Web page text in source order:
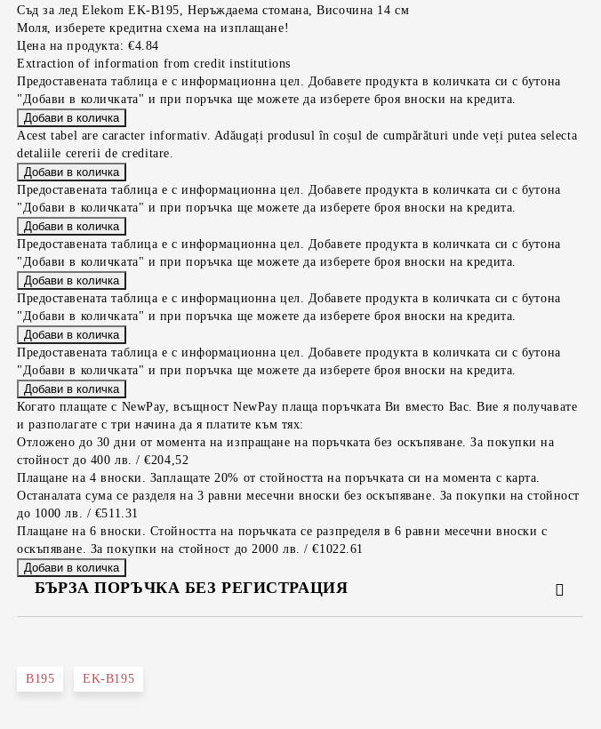
Съд за лед Elekom EK-B195, Неръждаема стомана, Височина 14 см
Моля, изберете кредитна схема на изплащане!
Цена на продукта: €4.84
Extraction of information from credit institutions
Предоставената таблица е с информационна цел. Добавете продукта в количката си с бутона
"Добави в количката" и при поръчка ще можете да изберете броя вноски на кредита.
Acest tabel are caracter informativ. Adăugați produsul în coșul de cumpărături unde veți putea selecta
detaliile cererii de creditare.
Предоставената таблица е с информационна цел. Добавете продукта в количката си с бутона
"Добави в количката" и при поръчка ще можете да изберете броя вноски на кредита.
Предоставената таблица е с информационна цел. Добавете продукта в количката си с бутона
"Добави в количката" и при поръчка ще можете да изберете броя вноски на кредита.
Предоставената таблица е с информационна цел. Добавете продукта в количката си с бутона
"Добави в количката" и при поръчка ще можете да изберете броя вноски на кредита.
Предоставената таблица е с информационна цел. Добавете продукта в количката си с бутона
"Добави в количката" и при поръчка ще можете да изберете броя вноски на кредита.
Когато плащате с NewPay, всъщност NewPay плаща поръчката Ви вместо Вас. Вие я получавате
и разполагате с три начина да я платите към тях:
Отложено до 30 дни от момента на изпращане на поръчката без оскъпяване. За покупки на
стойност до 400 лв. / €204,52
Плащане на 4 вноски. Заплащате 20% от стойността на поръчката си на момента с карта.
Останалата сума се разделя на 3 равни месечни вноски без оскъпяване. За покупки на стойност
до 1000 лв. / €511.31
Плащане на 6 вноски. Стойността на поръчката се разпределя в 6 равни месечни вноски с
оскъпяване. За покупки на стойност до 2000 лв. / €1022.61
БЪРЗА ПОРЪЧКА БЕЗ РЕГИСТРАЦИЯ
Съгласен съм с
B195 EK-B195